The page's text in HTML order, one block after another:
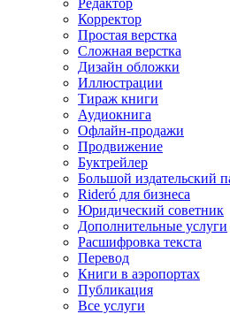
Редактор
Корректор
Простая верстка
Сложная верстка
Дизайн обложки
Иллюстрации
Тираж книги
Аудиокнига
Офлайн-продажи
Продвижение
Буктрейлер
Большой издательский
Rideró для бизнеса
Юридический советник
Дополнительные услуги
Расшифровка текста
Перевод
Книги в аэропортах
Публикация
Все услуги